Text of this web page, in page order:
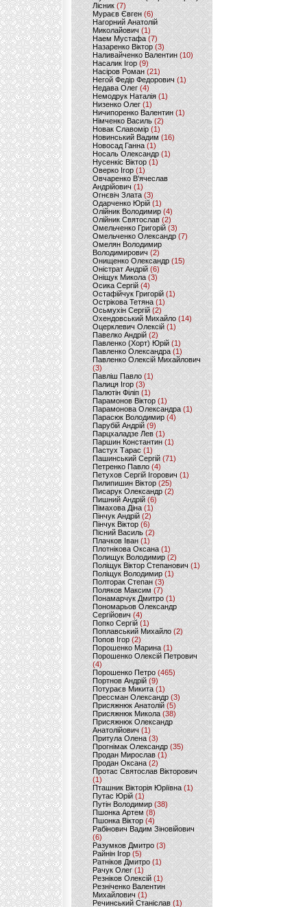
Лісник (7)
Мураєв Євген(6)
Нагорний Анатолій
Миколайович (1)
Наем Мустафа (7)
Назаренко Віктор (3)
Наливайченко Валентин (10)
Насалик Ігор(9)
Насіров Роман (21)
Негой Федір Федорович(1)
Недава Олег(4)
Немодрук Наталія(1)
Низенко Олег (1)
Ничипоренко Валентин (1)
Німченко Василь (2)
Новак Славомір (1)
Новинський Вадим (16)
Новосад Ганна (1)
Носаль Олександр (1)
Нусенкіс Віктор (1)
Оверко Ігор (1)
Овчаренко В'ячеслав
Андрійович(1)
Огнєвіч Злата (3)
Одарченко Юрій(1)
Олійник Володимир (4)
Олійник Святослав (2)
Омельченко Григорій (3)
Омельченко Олександр(7)
Омелян Володимир
Володимирович (2)
Онищенко Олександр (15)
Оністрат Андрій (6)
Оніщук Микола (3)
Осика Сергій(4)
Остафійчук Григорій(1)
Острікова Тетяна (1)
Осьмухін Сергій (2)
Охендовський Михайло (14)
Оцерклевич Олексій (1)
Павелко Андрій (2)
Павленко (Хорт) Юрій (1)
Павленко Олександра (1)
Павленко Олексій Михайлович
(3)
Павліш Павло(1)
Палиця Ігор (3)
Палютін Філіп(1)
Парамонов Віктор (1)
Парамонова Олександра(1)
Парасюк Володимир(4)
Парубій Андрій (9)
Парцхаладзе Лев (1)
Паршин Константин(1)
Пастух Тарас (1)
Пашинський Сергій (71)
Петренко Павло (4)
Петухов Сергій Ігорович (1)
Пилипишин Віктор(25)
Писарук Олександр(2)
Пишний Андрій (6)
Пімахова Діна(1)
Пінчук Андрій(2)
Пінчук Віктор (6)
Пісний Василь (2)
Плачков Іван(1)
Плотнікова Оксана (1)
Полищук Володимир(2)
Поліщук Віктор Степанович(1)
Поліщук Володимир (1)
Полторак Степан(3)
Поляков Максим (7)
Понамарчук Дмитро (1)
Пономарьов Олександр
Сергійович(4)
Попко Сергій (1)
Поплавський Михайло (2)
Попов Ігор(2)
Порошенко Марина (1)
Порошенко Олексій Петрович
(4)
Порошенко Петро (465)
Портнов Андрій (9)
Потураєв Микита(1)
Прессман Олександр(3)
Присяжнюк Анатолій (5)
Присяжнюк Микола (38)
Присяжнюк Олександр
Анатолійович (1)
Притула Олена (3)
Прогнімак Олександр(35)
Продан Мирослав(1)
Продан Оксана (2)
Протас Святослав Вікторович
(1)
Пташник Вікторія Юріївна (1)
Путас Юрій (1)
Путін Володимир(38)
Пшонка Артем (8)
Пшонка Віктор(4)
Рабінович Вадим Зіновійович
(6)
Разумков Дмитро (3)
Райнін Ігор(5)
Ратніков Дмитро (1)
Рачук Олег (1)
Резніков Олексій(1)
Резніченко Валентин
Михайлович (1)
Речинський Станіслав (1)